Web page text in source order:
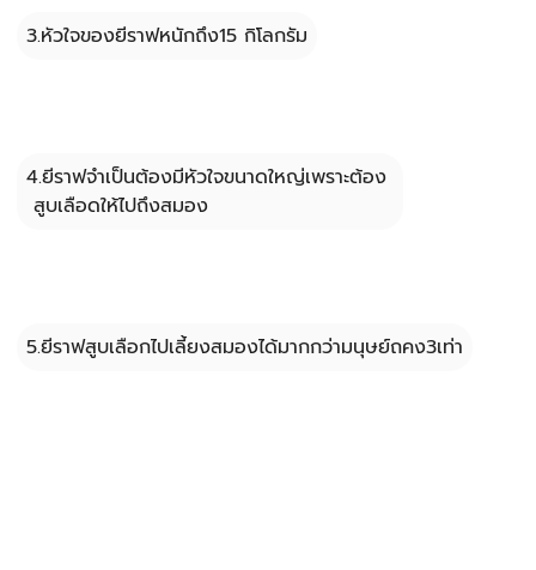
3.หัวใจของยีราฟหนักถึง15 กิโลกรัม
4.ยีราฟจำเป็นต้องมีหัวใจขนาดใหญ่เพราะต้อง
สูบเลือดให้ไปถึงสมอง
5.ยีราฟสูบเลือกไปเลี้ยงสมองได้มากกว่ามนุษย์ถคง3เท่า